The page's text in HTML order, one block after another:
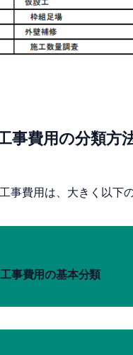
事費用の分類方
事費用は、大きく以下
工事費用の基本分類